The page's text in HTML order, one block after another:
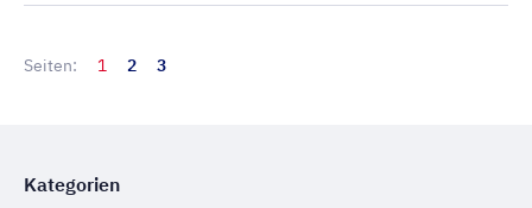
Seiten: 1 2 3
Kategorien